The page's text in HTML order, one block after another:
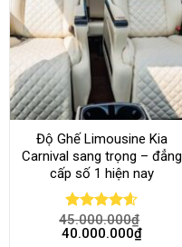
Độ Ghế Limousine Kia
Carnival sang trọng – đẳng
cấp số 1 hiện nay
Rated4.58
out of 5
45.000.000₫
40.000.000₫